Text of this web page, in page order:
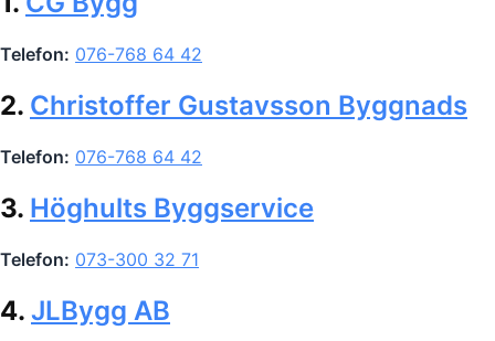
Telefon: 076-768 64 42
2. Christoffer Gustavsson Byggnads
Telefon: 076-768 64 42
3. Höghults Byggservice
Telefon: 073-300 32 71
4. JLBygg AB